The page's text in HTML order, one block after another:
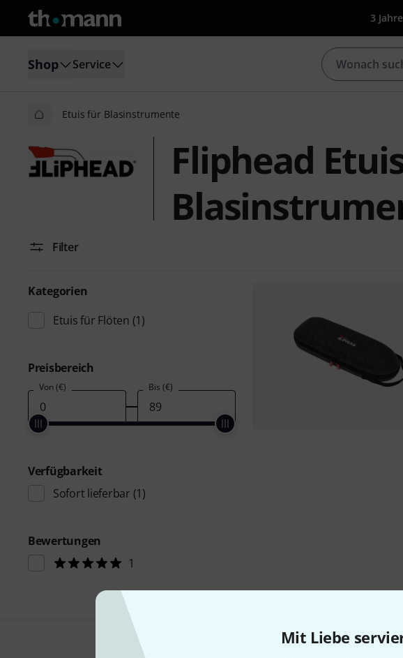
Mit Liebe
3
Shop Service
Etuis für Blasinstrumente
Fliphead
Filter
Kategorien
Etuis für Flöten (1)
Preisbereich
Von (€) Bis (€)
Verfügbarkeit
Sofort lieferbar (1)
Bewertungen
1